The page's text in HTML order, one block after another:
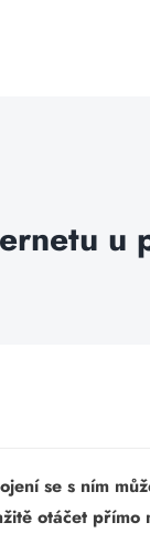
u
se s ním
otáčet přímo